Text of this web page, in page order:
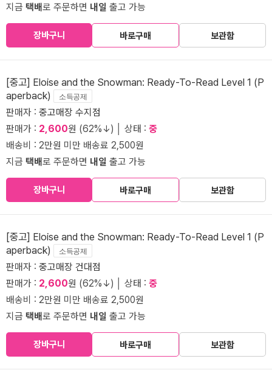
지금 택배로 주문하면 내일 출고 가능
장바구니 바로구매 보관함
[중고] Eloise and the Snowman: Ready-To-Read Level 1 (P
aperback)
소득공제
판매자 : 중고매장 수지점
판매가 : 2,600원 (62%↓) │ 상태 : 중
배송비 : 2만원 미만 배송료 2,500원
지금 택배로 주문하면 내일 출고 가능
장바구니 바로구매 보관함
[중고] Eloise and the Snowman: Ready-To-Read Level 1 (P
aperback)
소득공제
판매자 : 중고매장 건대점
판매가 : 2,600원 (62%↓) │ 상태 : 중
배송비 : 2만원 미만 배송료 2,500원
지금 택배로 주문하면 내일 출고 가능
장바구니 바로구매 보관함